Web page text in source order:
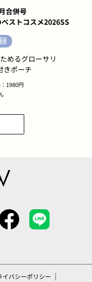
合併号
ストコスメ2026SS
めるグローサリ
きポーチ
1980円
イバシーポリシー